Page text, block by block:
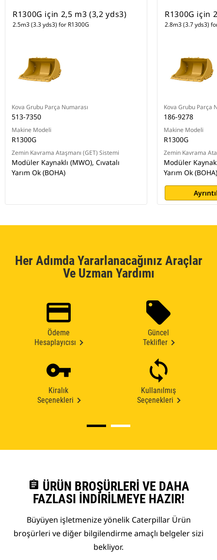
R1300G için 2,5 m3 (3,2 yds3)
2.5m3 (3.3 yds3) for R1300G
Kova Grubu Parça Numarası
513-7350
Makine Modeli
R1300G
Zemin Kavrama Ataşmanı (GET) Sistemi
Modüler Kaynaklı (MWO), Cıvatalı
Yarım Ok (BOHA)
R1300G için
2.8m3 (3.7 yds3)
Kova Grubu Parça
186-9278
Makine Modeli
R1300G
Zemin Kavrama
Modüler
Yarım Ok (BOHA)
Her Adımda Yararlanacağınız Araçlar
Ve Uzman Yardımı
Ödeme
Hesaplayıcısı
Güncel
Teklifler
Kiralık
Seçenekleri
Kullanılmış
Seçenekleri
assignment ÜRÜN BROŞÜRLERI VE DAHA
FAZLASI İNDIRILMEYE HAZIR!
Büyüyen işletmenize yönelik Caterpillar Ürün
broşürleri ve diğer bilgilendirme amaçlı belgeler sizi
bekliyor.